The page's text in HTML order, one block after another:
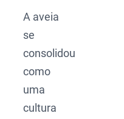
A aveia
se
consolidou
como
uma
cultura